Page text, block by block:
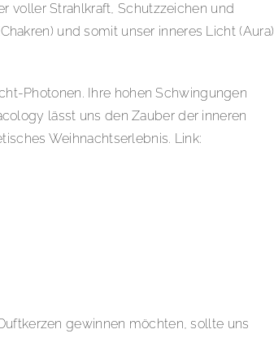
voller Strahlkraft, Schutzzeichen und
und somit unser inneres Licht (Aura)
Photonen. Ihre hohen Schwingungen
lässt uns den Zauber der inneren
Weihnachtserlebnis. Link:
gewinnen möchten, sollte uns